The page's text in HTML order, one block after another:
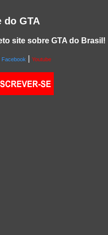
do GTA
site sobre GTA do Brasil!
Facebook Youtube